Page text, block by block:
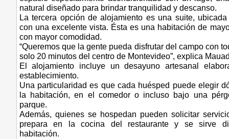
natural diseñado para brindar tranquilidad y descanso.
La tercera opción de alojamiento es una suite,
con una excelente vista. Ésta es una habitación de
con mayor comodidad.
“Queremos que la gente pueda disfrutar del campo con
solo 20 minutos del centro de Montevideo”, explica
El alojamiento incluye un desayuno artesanal
establecimiento.
Una particularidad es que cada huésped puede elegir
la habitación, en el comedor o incluso bajo una
parque.
Además, quienes se hospedan pueden solicitar
prepara en la cocina del restaurante y se sirve
habitación.